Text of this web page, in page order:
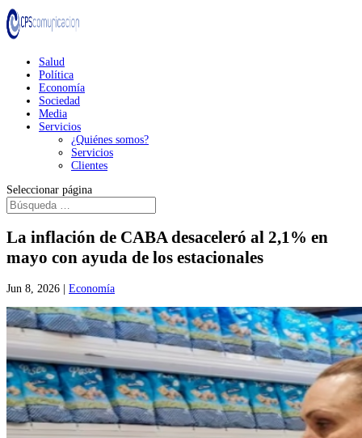
Salud
Política
Economía
Sociedad
Media
Servicios
¿Quiénes somos?
Servicios
Clientes
Seleccionar página
La inflación de CABA desaceleró al 2,1% en
mayo con ayuda de los estacionales
Jun 8, 2026 Economía